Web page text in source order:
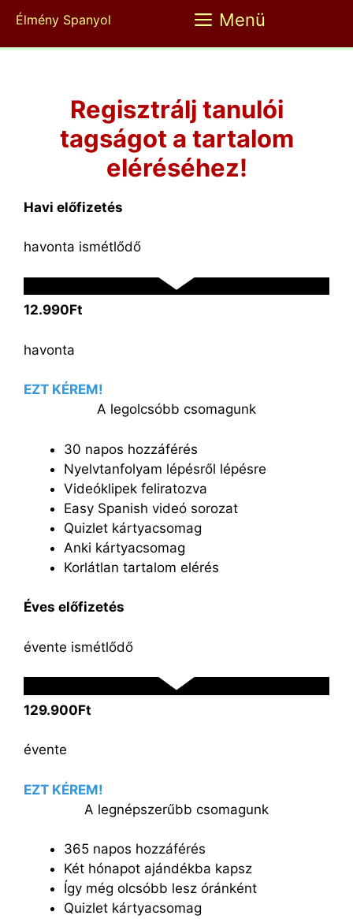
Kilépés
tartalomba
Élmény Spanyol Menü
Regisztrálj tanulói
tagságot a tartalom
eléréséhez!
Havi előfizetés
havonta ismétlődő
12.990Ft
havonta
EZT KÉREM!
A legolcsóbb csomagunk
30 napos hozzáférés
Nyelvtanfolyam lépésről lépésre
Videóklipek feliratozva
Easy Spanish videó sorozat
Quizlet kártyacsomag
Anki kártyacsomag
Korlátlan tartalom elérés
Éves előfizetés
évente ismétlődő
129.900Ft
évente
EZT KÉREM!
A legnépszerűbb csomagunk
365 napos hozzáférés
Két hónapot ajándékba kapsz
Így még olcsóbb lesz óránként
Quizlet kártyacsomag